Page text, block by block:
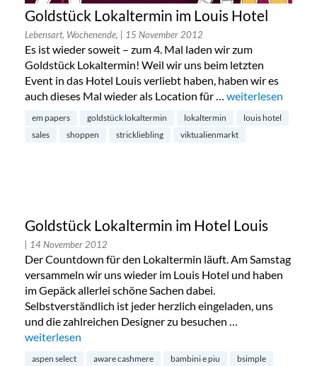
Goldstück Lokaltermin im Louis Hotel
Lebensart, Wochenende, | 15 November 2012
Es ist wieder soweit – zum 4. Mal laden wir zum
Goldstück Lokaltermin! Weil wir uns beim letzten
Event in das Hotel Louis verliebt haben, haben wir es
auch dieses Mal wieder als Location für … „Goldstück
weiterlesen
em papers goldstück lokaltermin lokaltermin
louis hotel
sales
shoppen strickliebling viktualienmarkt
Goldstück Lokaltermin im Hotel Louis
| 14 November 2012
Der Countdown für den Lokaltermin läuft. Am Samstag
versammeln wir uns wieder im Louis Hotel und haben
im Gepäck allerlei schöne Sachen dabei.
Selbstverständlich ist jeder herzlich eingeladen, uns
und die zahlreichen Designer zu besuchen …
„Goldstück Lokaltermin im Hotel Louis“
weiterlesen
aspen select aware cashmere bambini e piu
bsimple